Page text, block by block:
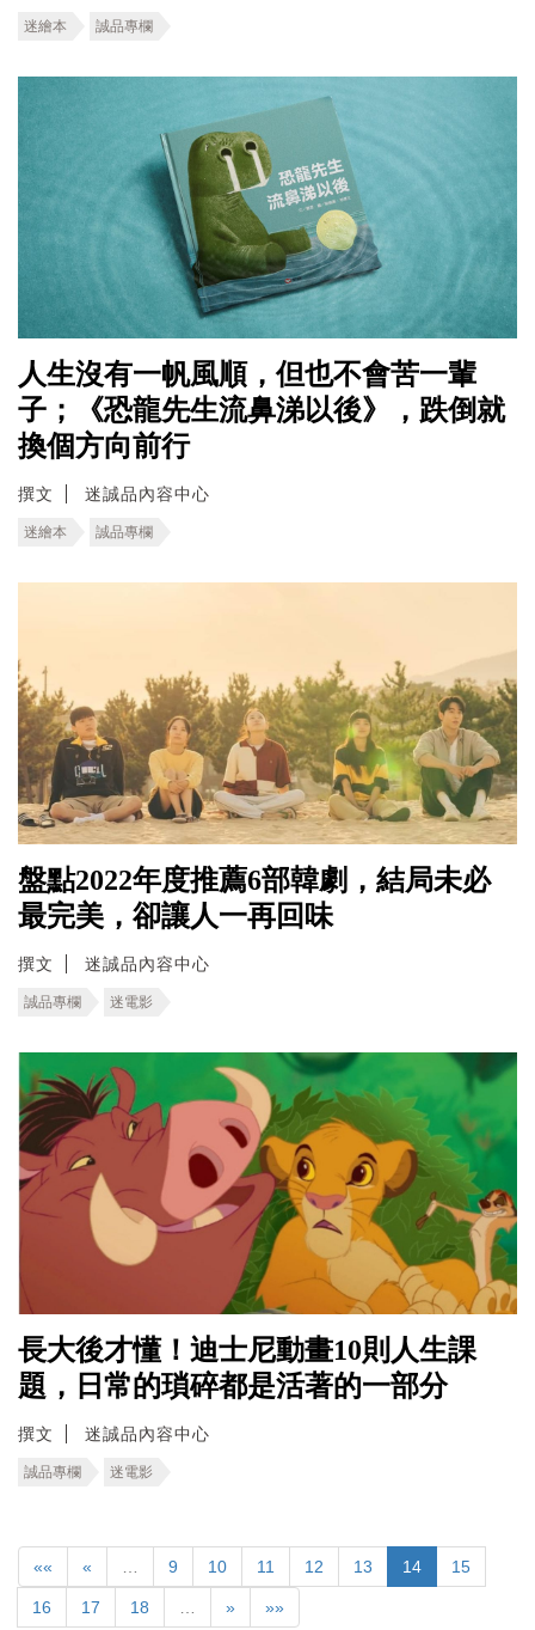
迷繪本 誠品專欄
人生沒有一帆風順，但也不會苦一輩
子；《恐龍先生流鼻涕以後》，跌倒就
換個方向前行
撰文 迷誠品內容中心
迷繪本 誠品專欄
盤點2022年度推薦6部韓劇，結局未必
最完美，卻讓人一再回味
撰文 迷誠品內容中心
誠品專欄 迷電影
長大後才懂！迪士尼動畫10則人生課
題，日常的瑣碎都是活著的一部分
撰文 迷誠品內容中心
誠品專欄 迷電影
«« « 9 10 11 12 13 14 15
16 17 18 » »»